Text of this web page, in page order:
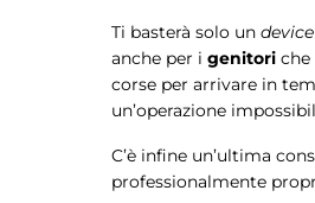
Ti basterà solo un device
anche per i genitori che
corse per arrivare in
un’operazione
C’è infine un’ultima
professionalmente